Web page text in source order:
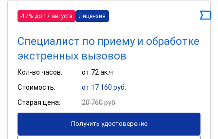
-17% до 17 августа Лицензия
Специалист по приему и обработке
экстренных вызовов
Кол-во часов:
от 72 ак.ч
Стоимость:
от 17 160 руб.
Старая цена:
20 760 руб.
Получить удостоверение